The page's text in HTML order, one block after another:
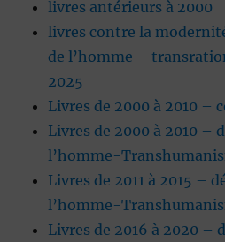
livres antérieurs à 2000
livres contre la
de l’homme –
2025
Livres de 2000 à 2010 –
Livres de 2000 à 2010 –
l’homme-
Livres de 2011 à 2015 –
l’homme-
Livres de 2016 à 2020 –